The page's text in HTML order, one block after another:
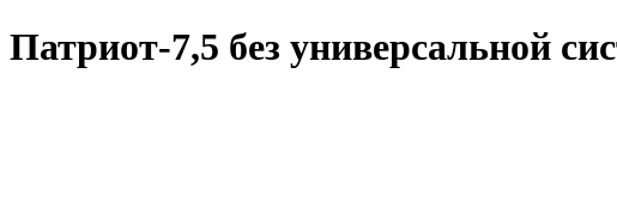
Патриот-7,5 без универсальной